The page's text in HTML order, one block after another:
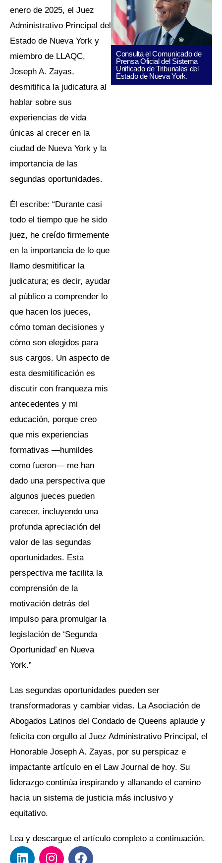
enero de 2025, el Juez
Administrativo Principal del
Estado de Nueva York y
miembro de LLAQC,
Joseph A. Zayas,
desmitifica la judicatura al
hablar sobre sus
experiencias de vida
únicas al crecer en la
ciudad de Nueva York y la
importancia de las
segundas oportunidades.
Él escribe: “Durante casi
todo el tiempo que he sido
juez, he creído firmemente
en la importancia de lo que
llamo desmitificar la
judicatura; es decir, ayudar
al público a comprender lo
que hacen los jueces,
cómo toman decisiones y
cómo son elegidos para
sus cargos. Un aspecto de
esta desmitificación es
discutir con franqueza mis
antecedentes y mi
educación, porque creo
que mis experiencias
formativas —humildes
como fueron— me han
dado una perspectiva que
algunos jueces pueden
carecer, incluyendo una
profunda apreciación del
valor de las segundas
oportunidades. Esta
perspectiva me facilita la
comprensión de la
motivación detrás del
impulso para promulgar la
legislación de ‘Segunda
Oportunidad’ en Nueva
York.”
Consulta el Comunicado de
Prensa Oficial del Sistema
Unificado de Tribunales del
Estado de Nueva York.
Las segundas oportunidades pueden ser
transformadoras y cambiar vidas. La Asociación de
Abogados Latinos del Condado de Queens aplaude y
felicita con orgullo al Juez Administrativo Principal, el
Honorable Joseph A. Zayas, por su perspicaz e
impactante artículo en el Law Journal de hoy. Su
liderazgo continúa inspirando y allanando el camino
hacia un sistema de justicia más inclusivo y
equitativo.
Lea y descargue el artículo completo a continuación.